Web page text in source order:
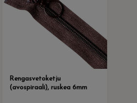
Rengasvetoketju
(avospiraali), ruskea 6mm